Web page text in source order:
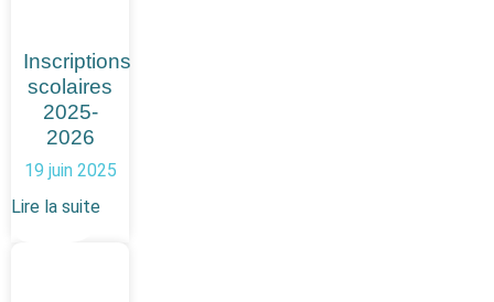
Inscriptions
scolaires
2025-
2026
19 juin 2025
Lire la suite